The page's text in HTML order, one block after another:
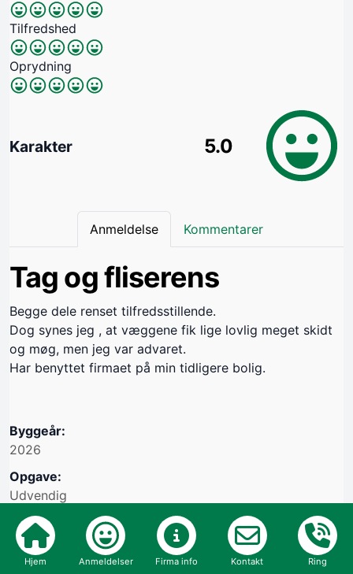
Tilfredshed
Oprydning
Karakter 5.0
Anmeldelse Kommentarer
Tag og fliserens
Begge dele renset tilfredsstillende.
Dog synes jeg , at væggene fik lige lovlig meget skidt
og møg, men jeg var advaret.
Har benyttet firmaet på min tidligere bolig.
Byggeår:
2026
Opgave:
Udvendig
Vil du bruge håndværkeren igen: JA
Oprettet i cvr nr.: 39665204
Hjem Anmeldelser Firma info Kontakt Ring